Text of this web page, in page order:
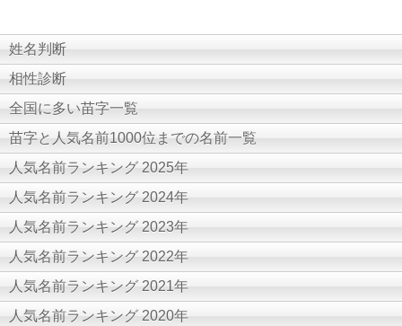
姓名判断
相性診断
全国に多い苗字一覧
苗字と人気名前1000位までの名前一覧
人気名前ランキング 2025年
人気名前ランキング 2024年
人気名前ランキング 2023年
人気名前ランキング 2022年
人気名前ランキング 2021年
人気名前ランキング 2020年